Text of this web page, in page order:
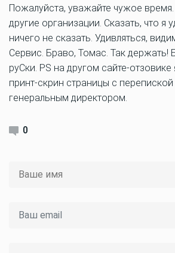
Пожалуйста, уважайте чужое
другие организации. Сказать, что я
ничего не сказать. Удивляться,
Сервис. Браво, Томас. Так держать!
руСки. PS на другом сайте-
принт-скрин страницы с
генеральным директором.
0